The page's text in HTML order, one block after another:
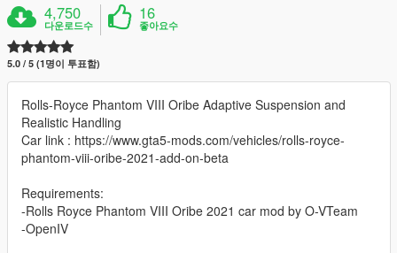
4,750
다운로드수
16
좋아요수
5.0 / 5 (1명이 투표함)
Rolls-Royce Phantom VIII Oribe Adaptive Suspension and
Realistic Handling
Car link : https://www.gta5-mods.com/vehicles/rolls-royce-
phantom-viii-oribe-2021-add-on-beta
Requirements:
-Rolls Royce Phantom VIII Oribe 2021 car mod by O-VTeam
-OpenIV